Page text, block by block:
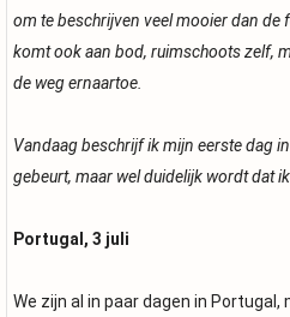
om te beschrijven veel mooier dan de
komt ook aan bod, ruimschoots zelf,
de weg ernaartoe.
Vandaag beschrijf ik mijn eerste dag
gebeurt, maar wel duidelijk wordt dat
Portugal, 3 juli
We zijn al in paar dagen in